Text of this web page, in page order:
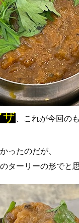
ザ 、これが今回の
ったのだが、
ターリーの形でと思